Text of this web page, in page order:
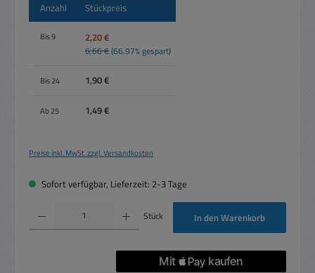
Anzahl Stückpreis
Bis9 2,20 €
6,66 €(66.97% gespart)
Bis24 1,90 €
Ab 25 1,49 €
Preise inkl. MwSt. zzgl. Versandkosten
Sofort verfügbar, Lieferzeit: 2-3 Tage
Produkt Anzahl: Gib den gewünschten Wert ein oder benutze die Schaltflächen um
Stück In den Warenkorb